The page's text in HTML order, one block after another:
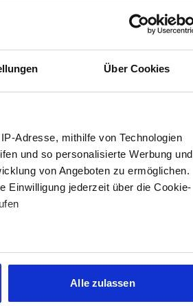
Über Cookies
Adresse, mithilfe von Technologien
und so personalisierte Werbung und
von Angeboten zu ermöglichen.
Einwilligung jederzeit über die Cookie-
genau sein können
Sie Ihre Präferenzen im
Alle zulassen